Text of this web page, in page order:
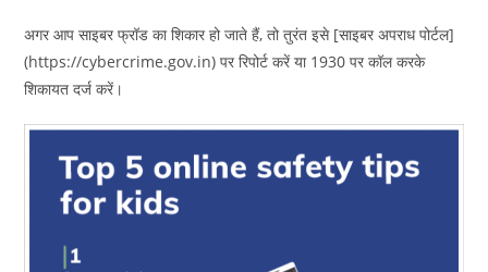
अगर आप साइबर फ्रॉड का शिकार हो जाते हैं, तो तुरंत इसे [साइबर अपराध पोर्टल]
(https://cybercrime.gov.in) पर रिपोर्ट करें या 1930 पर कॉल करके
शिकायत दर्ज करें।